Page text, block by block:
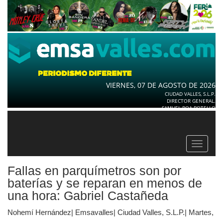
VIERNES, 07 DE AGOSTO DE 2026
CIUDAD VALLES, S.L.P.
DIRECTOR GENERAL.
SAMUEL ROA BOTELLO
Toggle
Fallas en parquímetros son por
baterías y se reparan en menos de
una hora: Gabriel Castañeda
Nohemí Hernández| Emsavalles| Ciudad Valles, S.L.P.| Martes,